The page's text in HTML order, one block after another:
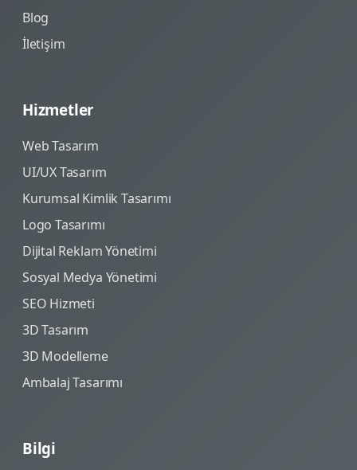
Blog
İletişim
Hizmetler
Web Tasarım
UI/UX Tasarım
Kurumsal Kimlik Tasarımı
Logo Tasarımı
Dijital Reklam Yönetimi
Sosyal Medya Yönetimi
SEO Hizmeti
3D Tasarım
3D Modelleme
Ambalaj Tasarımı
Bilgi